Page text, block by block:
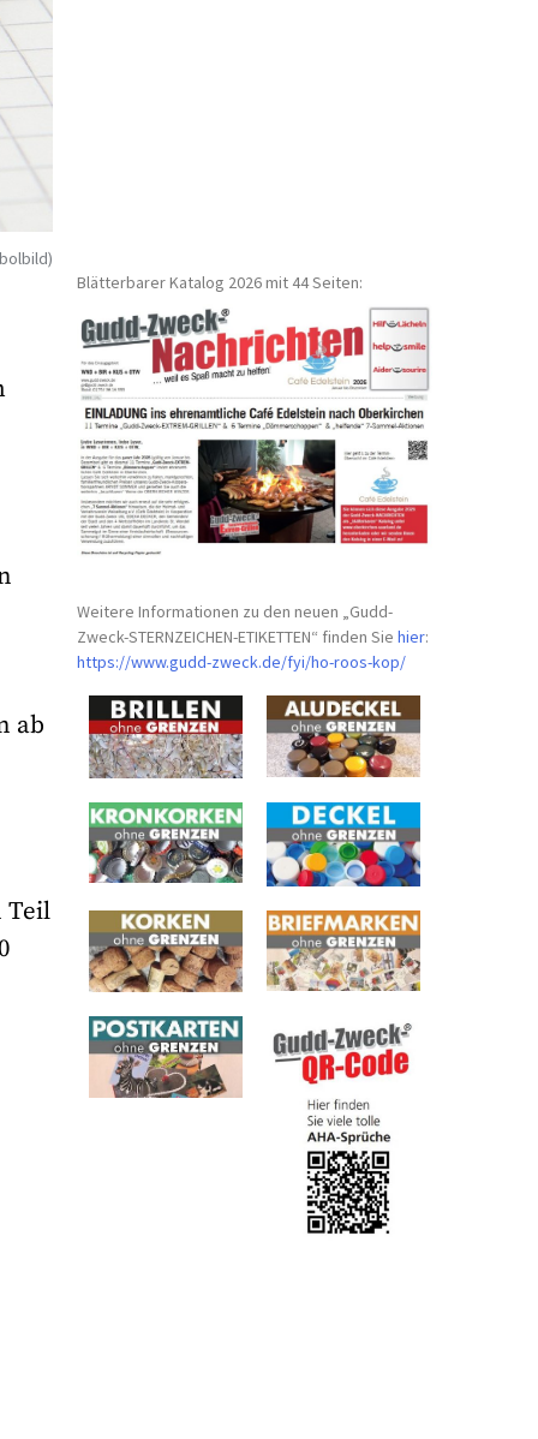
ab
Teil
Blätterbarer Katalog 2026 mit 44 Seiten:
Weitere Informationen zu den neuen „Gudd-
Zweck-STERNZEICHEN-ETIKETTEN“ finden Siehier:
https://www.gudd-zweck.de/fyi/ho-roos-kop/